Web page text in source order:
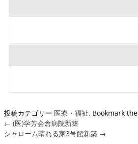
投稿カテゴリー 医療・福祉. Bookmark the
← (医)学芳会倉病院新築
シャローム晴れる家3号館新築 →